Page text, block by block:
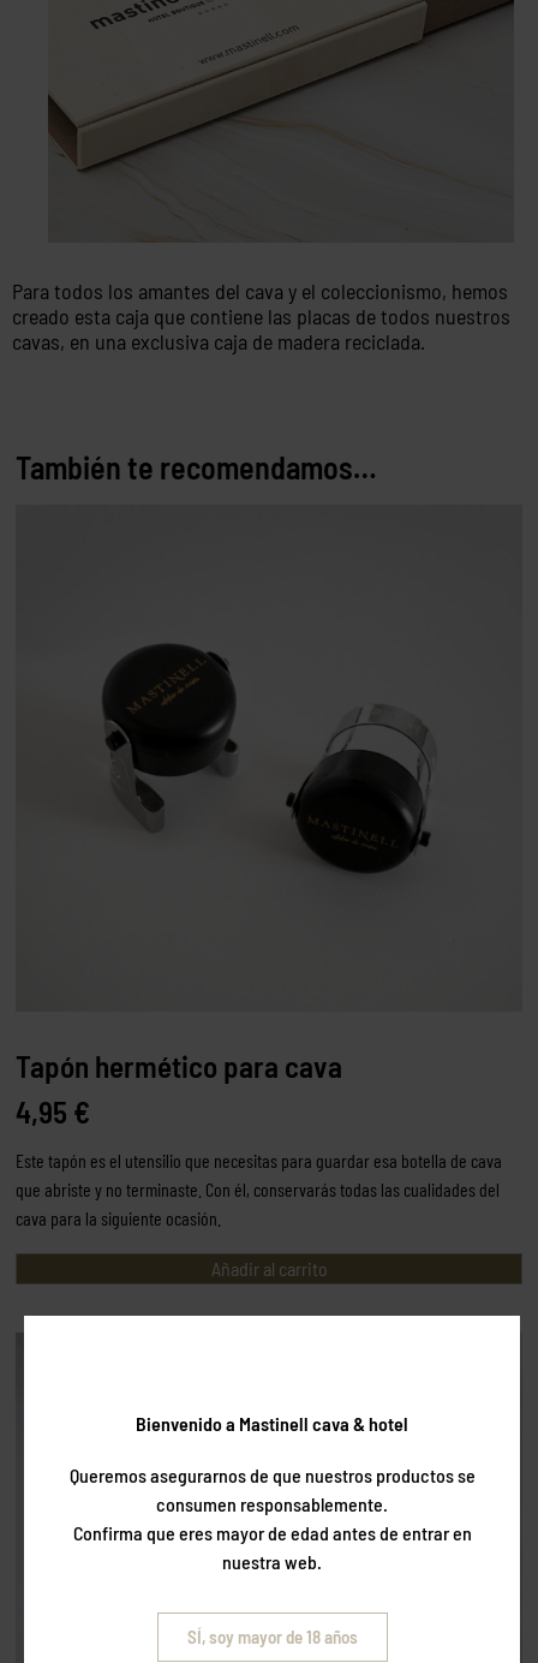
Para todos los amantes del cava y el coleccionismo, hemos
creado esta caja que contiene las placas de todos nuestros
cavas, en una exclusiva caja de madera reciclada.
También te recomendamos…
Tapón hermético para cava
4,95 €
Este tapón es el utensilio que necesitas para guardar esa botella de cava
que abriste y no terminaste. Con él, conservarás todas las cualidades del
cava para la siguiente ocasión.
Añadir al carrito
Bienvenido a Mastinell cava & hotel
Queremos asegurarnos de que nuestros productos se
consumen responsablemente.
Confirma que eres mayor de edad antes de entrar en
nuestra web.
SÍ, soy mayor de 18 años